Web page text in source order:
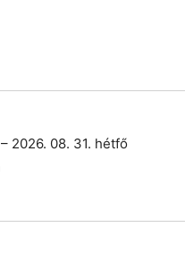
2026. 08. 31. hétfő